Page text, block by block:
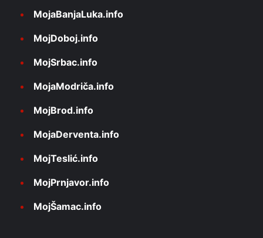
MojaBanjaLuka.info
MojDoboj.info
MojSrbac.info
MojaModriča.info
MojBrod.info
MojaDerventa.info
MojTeslić.info
MojPrnjavor.info
MojŠamac.info